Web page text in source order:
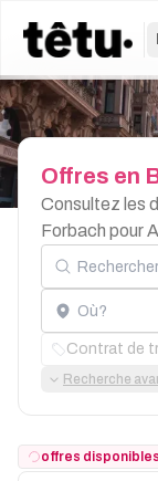
Offres en
Consultez les
Forbach pour
Rechercher
Localisation
Contrat de
Recherche
offres disponibles